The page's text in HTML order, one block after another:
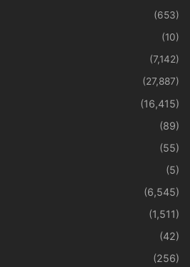
(653)
(10)
(7,142)
(27,887)
(16,415)
(89)
(55)
(5)
(6,545)
(1,511)
(42)
(256)